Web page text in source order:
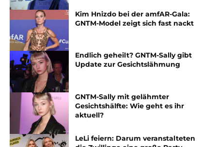
Kim Hnizdo bei der amfAR-Gala:
GNTM-Model zeigt sich fast nackt
Endlich geheilt? GNTM-Sally gibt
Update zur Gesichtslähmung
GNTM-Sally mit gelähmter
Gesichtshälfte: Wie geht es ihr
aktuell?
LeLi feiern: Darum veranstalteten